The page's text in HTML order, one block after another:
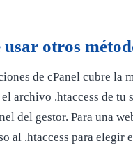
otros
de cPanel cubre la
archivo .htaccess de tu
del gestor. Para una
al .htaccess para elegir